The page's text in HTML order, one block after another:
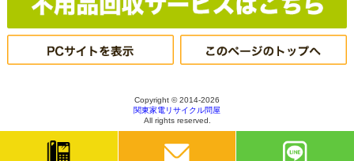
Copyright © 2014-2026
関東家電リサイクル問屋
All rights reserved.